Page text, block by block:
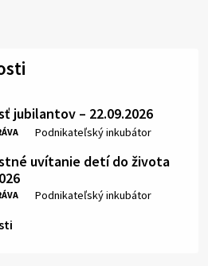
jubilantov – 22.09.2026
Miesto:
Podnikateľský inkubátor
uvítanie detí do života
Miesto:
Podnikateľský inkubátor